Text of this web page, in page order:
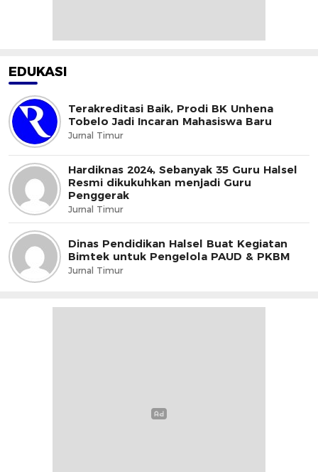
EDUKASI
Terakreditasi Baik, Prodi BK Unhena
Tobelo Jadi Incaran Mahasiswa Baru
Jurnal Timur
Hardiknas 2024, Sebanyak 35 Guru Halsel
Resmi dikukuhkan menjadi Guru
Penggerak
Jurnal Timur
Dinas Pendidikan Halsel Buat Kegiatan
Bimtek untuk Pengelola PAUD & PKBM
Jurnal Timur